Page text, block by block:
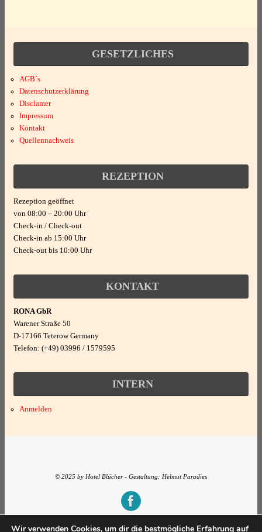
Fahrradraum abschließbar
Raucherbereich
Nichtraucher
kombiniert
Essen und Trinken
Handtücher
Haartrockner
Internet - WLAN
Kabel/Sat
besonders geeignet für
Kultur
Rad fahren
Wandern/Walking
GESETZLICHES
AGB´s
Datenschutzerklärung
Disclamer
Impressum
Kontakt
Quellennachweis
REZEPTION
Rezeption geöffnet
von 08:00 – 20:00 Uhr
Check-in / Check-out
Check-in ab 15:00 Uhr
Check-out bis 10:00 Uhr
KONTAKT
RONA GbR
Warener Straße 50
D-17166 Teterow Germany
Telefon: (+49) 03996 / 1579595
INTERN
Anmelden
© 2025 by Hotel Blücher - Gestaltung: Helmut Paradies
Präsentiert von Tempera&
Wir verwenden Cookies, um dir die bestmögliche Erfahrung auf